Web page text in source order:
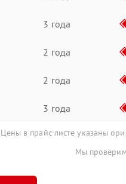
3 года
2 года
2 года
3 года
Цены в прайс-листе указаны
Мы